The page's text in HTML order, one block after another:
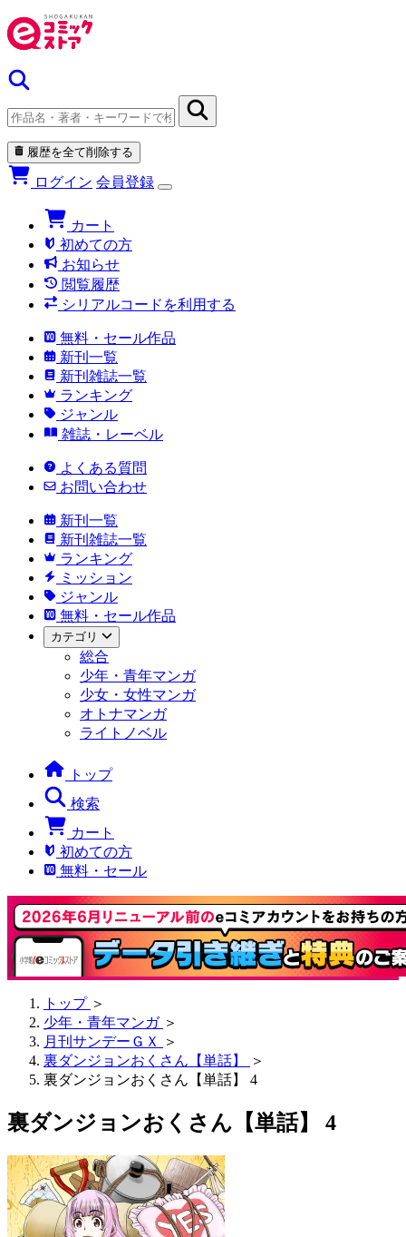
履歴を全て削除する
ログイン 会員登録
カート
初めての方
お知らせ
閲覧履歴
シリアルコードを利用する
無料・セール作品
新刊一覧
新刊雑誌一覧
ランキング
ジャンル
雑誌・レーベル
よくある質問
お問い合わせ
新刊一覧
新刊雑誌一覧
ランキング
ミッション
ジャンル
無料・セール作品
カテゴリ
総合
少年・青年マンガ
少女・女性マンガ
オトナマンガ
ライトノベル
トップ
検索
カート
初めての方
無料・セール
トップ ＞
少年・青年マンガ ＞
月刊サンデーＧＸ
＞
裏ダンジョンおくさん【単話】
＞
裏ダンジョンおくさん【単話】 4
裏ダンジョンおくさん【単話】 4